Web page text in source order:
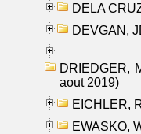
DELA
DEVGAN,
DRIEDGER,
aout 2019)
EICHLER,
EWASKO,